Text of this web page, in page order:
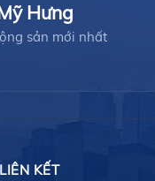
Hưng
sản mới nhất
LIÊN KẾT